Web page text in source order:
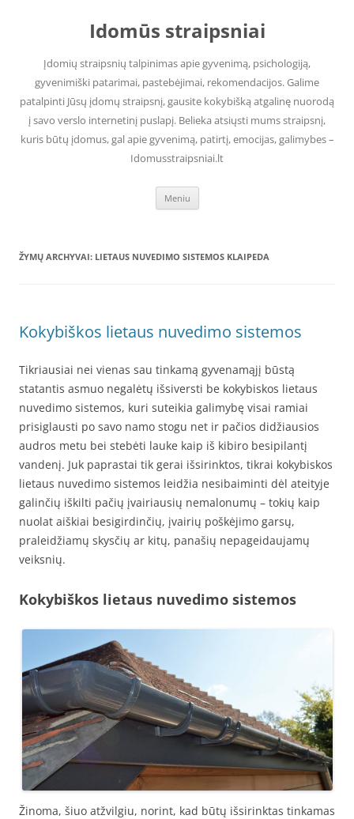
Idomūs straipsniai
Įdomių straipsnių talpinimas apie gyvenimą, psichologiją,
gyvenimiški patarimai, pastebėjimai, rekomendacijos. Galime
patalpinti Jūsų įdomų straipsnį, gausite kokybišką atgalinę nuorodą
į savo verslo internetinį puslapį. Belieka atsiųsti mums straipsnį,
kuris būtų įdomus, gal apie gyvenimą, patirtį, emocijas, galimybes –
Idomusstraipsniai.lt
Meniu
ŽYMŲ ARCHYVAI: LIETAUS NUVEDIMO SISTEMOS KLAIPEDA
Kokybiškos lietaus nuvedimo sistemos
Tikriausiai nei vienas sau tinkamą gyvenamąjį būstą
statantis asmuo negalėtų išsiversti be kokybiskos lietaus
nuvedimo sistemos, kuri suteikia galimybę visai ramiai
prisiglausti po savo namo stogu net ir pačios didžiausios
audros metu bei stebėti lauke kaip iš kibiro besipilantį
vandenį. Juk paprastai tik gerai išsirinktos, tikrai kokybiskos
lietaus nuvedimo sistemos leidžia nesibaiminti dėl ateityje
galinčių iškilti pačių įvairiausių nemalonumų – tokių kaip
nuolat aiškiai besigirdinčių, įvairių poškėjimo garsų,
praleidžiamų skysčių ar kitų, panašių nepageidaujamų
veiksnių.
Kokybiškos lietaus nuvedimo sistemos
Žinoma, šiuo atžvilgiu, norint, kad būtų išsirinktas tinkamas